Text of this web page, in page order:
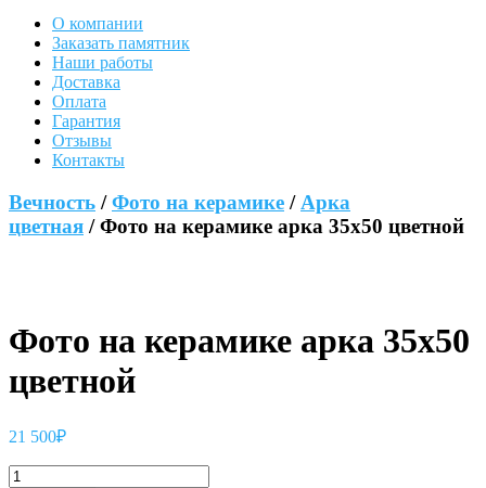
О компании
Заказать памятник
Наши работы
Доставка
Оплата
Гарантия
Отзывы
Контакты
Вечность /Фото на керамике / Арка
цветная / Фото на керамике арка 35х50 цветной
Фото на керамике арка 35х50
цветной
21 500₽
Фото